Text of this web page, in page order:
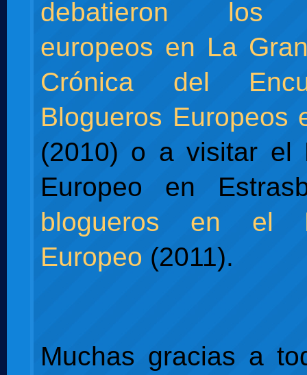
debatieron los
europeos en La
Crónica del
Blogueros Europeos
(2010) o a visitar el
Europeo en
blogueros en el
Europeo (2011).
Muchas gracias a